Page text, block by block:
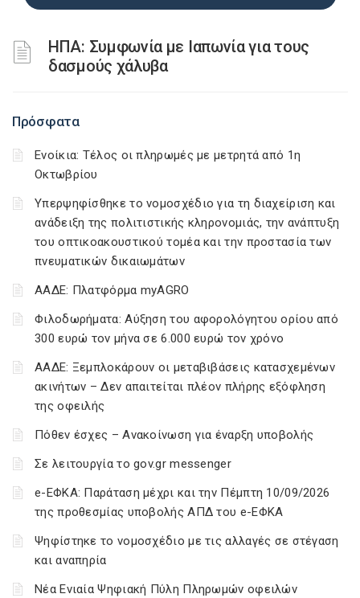
ΗΠΑ: Συμφωνία με Ιαπωνία για τους
δασμούς χάλυβα
Πρόσφατα
Ενοίκια: Τέλος οι πληρωμές με μετρητά από 1η
Οκτωβρίου
Υπερψηφίσθηκε το νομοσχέδιο για τη διαχείριση και
ανάδειξη της πολιτιστικής κληρονομιάς, την ανάπτυξη
του οπτικοακουστικού τομέα και την προστασία των
πνευματικών δικαιωμάτων
ΑΑΔΕ: Πλατφόρμα myAGRO
Φιλοδωρήματα: Αύξηση του αφορολόγητου ορίου από
300 ευρώ τον μήνα σε 6.000 ευρώ τον χρόνο
ΑΑΔΕ: Ξεμπλοκάρουν οι μεταβιβάσεις κατασχεμένων
ακινήτων – Δεν απαιτείται πλέον πλήρης εξόφληση
της οφειλής
Πόθεν έσχες – Ανακοίνωση για έναρξη υποβολής
Σε λειτουργία το gov.gr messenger
e-ΕΦΚΑ: Παράταση μέχρι και την Πέμπτη 10/09/2026
της προθεσμίας υποβολής ΑΠΔ του e-ΕΦΚΑ
Ψηφίστηκε το νομοσχέδιο με τις αλλαγές σε στέγαση
και αναπηρία
Νέα Ενιαία Ψηφιακή Πύλη Πληρωμών οφειλών